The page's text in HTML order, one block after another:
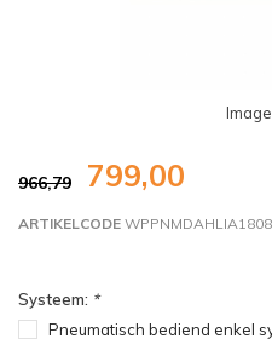
Image
966,79 799,00
ARTIKELCODE
Systeem: *
Pneumatisch bediend enkel